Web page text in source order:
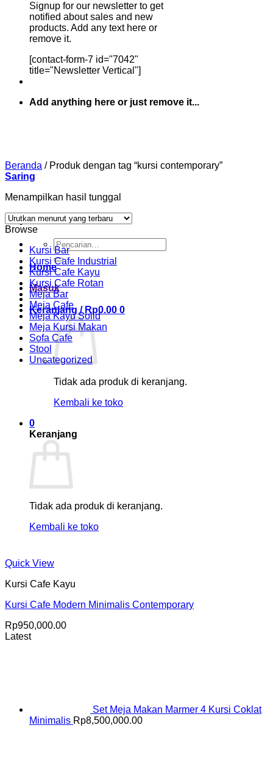
Signup for our newsletter to get
notified about sales and new
products. Add any text here or
remove it.
[contact-form-7 id="7042"
title="Newsletter Vertical"]
Add anything here or just remove it...
Pencarian
untuk:
Home
Masuk
Keranjang / Rp0.00 0
Tidak ada produk di keranjang.
Kembali ke toko
0
Keranjang
Tidak ada produk di keranjang.
Kembali ke toko
Beranda /Produk dengan tag “kursi contemporary”
Saring
Menampilkan hasil tunggal
Browse
Kursi Bar
Kursi Cafe Industrial
Kursi Cafe Kayu
Kursi Cafe Rotan
Meja Bar
Meja Cafe
Meja Kayu Solid
Meja Kursi Makan
Sofa Cafe
Stool
Uncategorized
Quick View
Kursi Cafe Kayu
Kursi Cafe Modern Minimalis Contemporary
Rp950,000.00
Latest
Set Meja Makan Marmer 4 Kursi Coklat
Minimalis Rp8,500,000.00